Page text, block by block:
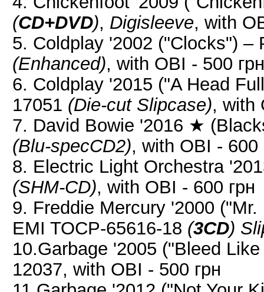
(CD+DVD), Digisleeve, with
5. Coldplay '2002 ("Clocks") –
(Enhanced), with OBI - 500 грн
6. Coldplay '2015 ("A Head
17051 (Die-cut Slipcase), with
7. David Bowie '2016 ★
(Blu-specCD2), with OBI - 600
8. Electric Light Orchestra
(SHM-CD), with OBI - 600 грн
9. Freddie Mercury '2000
EMI TOCP-65616-18 (3CD)
10.Garbage '2005 ("Bleed
12037, with OBI - 500 грн